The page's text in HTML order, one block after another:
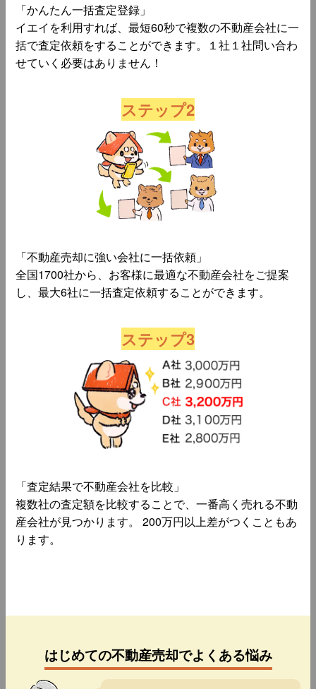
「かんたん一括査定登録」
イエイを利用すれば、最短60秒で複数の不動産会社に一
括で査定依頼をすることができます。１社１社問い合わ
せていく必要はありません！
ステップ2
「不動産売却に強い会社に一括依頼」
全国1700社から、お客様に最適な不動産会社をご提案
し、最大6社に一括査定依頼することができます。
ステップ3
「査定結果で不動産会社を比較」
複数社の査定額を比較することで、一番高く売れる不動
産会社が見つかります。 200万円以上差がつくこともあ
ります。
はじめての不動産売却でよくある悩み